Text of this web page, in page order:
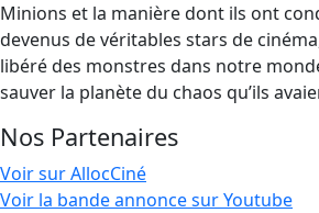
Minions et la manière dont ils ont
devenus de véritables stars de
libéré des monstres dans notre
sauver la planète du chaos qu’ils
Nos Partenaires
Voir sur AllocCiné
Voir la bande annonce sur Youtube